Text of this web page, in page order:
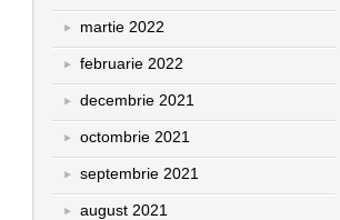
martie 2022
februarie 2022
decembrie 2021
octombrie 2021
septembrie 2021
august 2021